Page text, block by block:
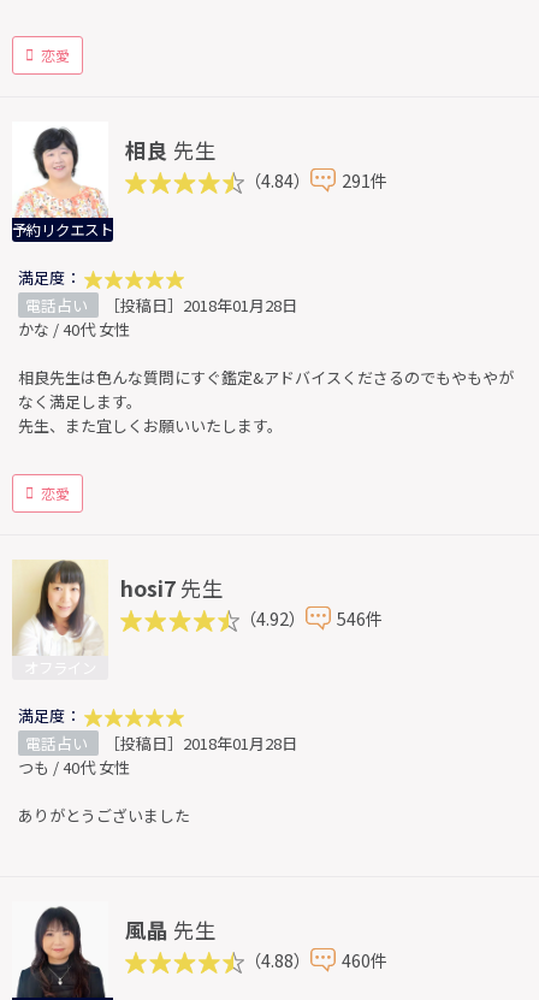
恋愛
予約リクエスト
相良 先生
（4.84） 291件
満足度：
電話占い
［投稿日］2018年01月28日
かな / 40代 女性
相良先生は色んな質問にすぐ鑑定&アドバイスくださるのでもやもやが
なく満足します。
先生、また宜しくお願いいたします。
恋愛
hosi7 先生
（4.92） 546件
満足度：
電話占い
［投稿日］2018年01月28日
つも / 40代 女性
ありがとうございました
風晶 先生
（4.88） 460件